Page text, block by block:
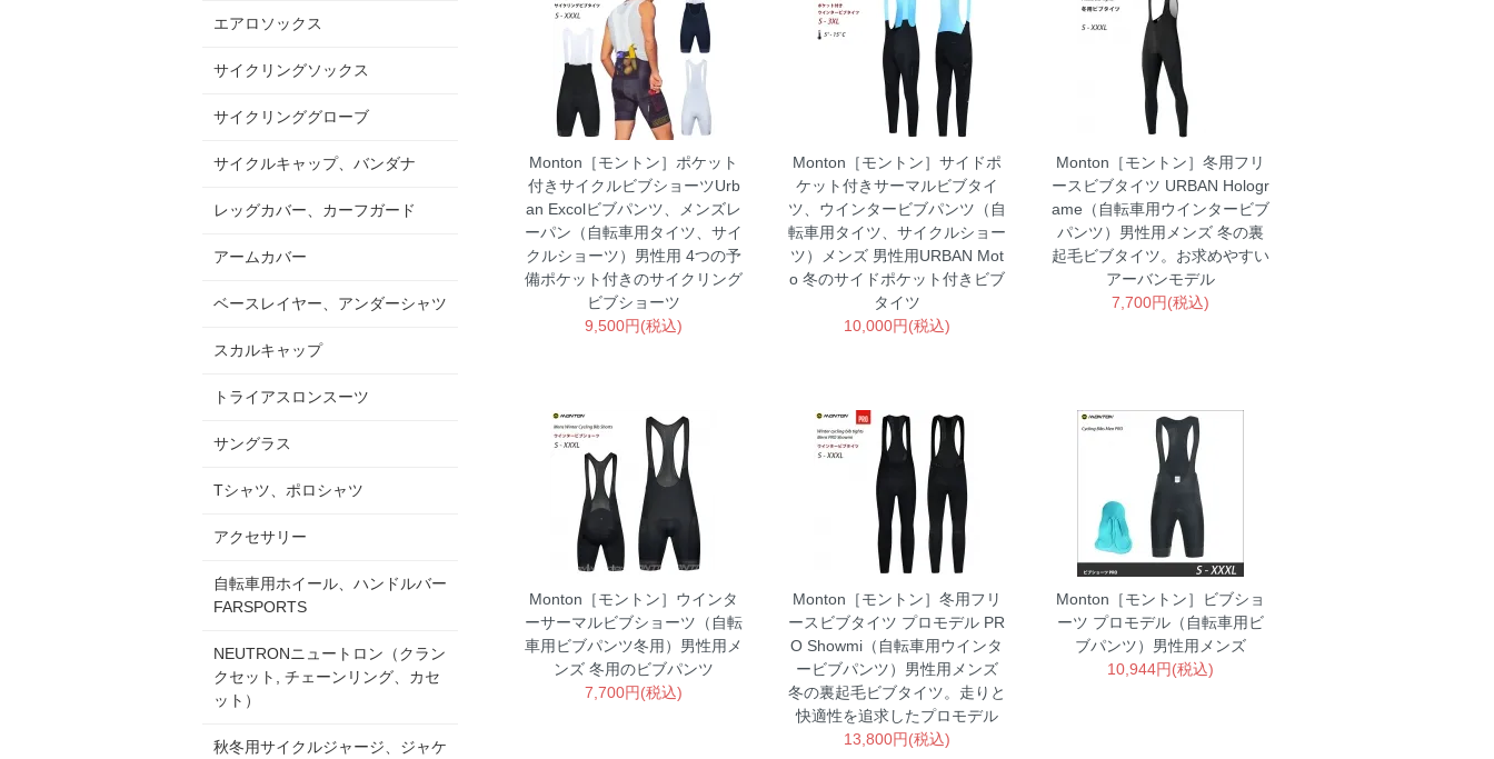
Monton［モントン］ポケット
付きサイクルビブショーツUrb
an Excolビブパンツ、メンズレ
ーパン（自転車用タイツ、サイ
クルショーツ）男性用 4つの予
備ポケット付きのサイクリング
ビブショーツ
9,500円(税込)
Monton［モントン］サイドポ
ケット付きサーマルビブタイ
ツ、ウインタービブパンツ（自
転車用タイツ、サイクルショー
ツ）メンズ 男性用URBAN Mot
o冬のサイドポケット付きビブ
タイツ
10,000円(税込)
Monton［モントン］冬用フリ
ースビブタイツ URBAN Hologr
ame（自転車用ウインタービブ
パンツ）男性用メンズ冬の裏
起毛ビブタイツ。お求めやすい
アーバンモデル
7,700円(税込)
Monton［モントン］ウインタ
ーサーマルビブショーツ（自転
車用ビブパンツ冬用）男性用メ
ンズ 冬用のビブパンツ
7,700円(税込)
Monton［モントン］冬用フリ
ースビブタイツ プロモデル PR
O Showmi（自転車用ウインタ
ービブパンツ）男性用メンズ
冬の裏起毛ビブタイツ。走りと
快適性を追求したプロモデル
13,800円(税込)
Monton［モントン］ビブショ
ーツ プロモデル（自転車用ビ
ブパンツ）男性用メンズ
10,944円(税込)
エアロソックス
サイクリングソックス
サイクリンググローブ
サイクルキャップ、バンダナ
レッグカバー、カーフガード
アームカバー
ベースレイヤー、アンダーシャツ
スカルキャップ
トライアスロンスーツ
サングラス
Tシャツ、ポロシャツ
アクセサリー
自転車用ホイール、ハンドルバー
FARSPORTS
NEUTRONニュートロン（クラン
クセット, チェーンリング、カセ
ット）
秋冬用サイクルジャージ、ジャケ